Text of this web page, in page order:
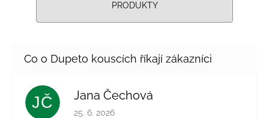
PRODUKTY
JČ Jana Čechová
Hodnocení obchodu je 5 z 5 hvězdiček.
25. 6. 2026